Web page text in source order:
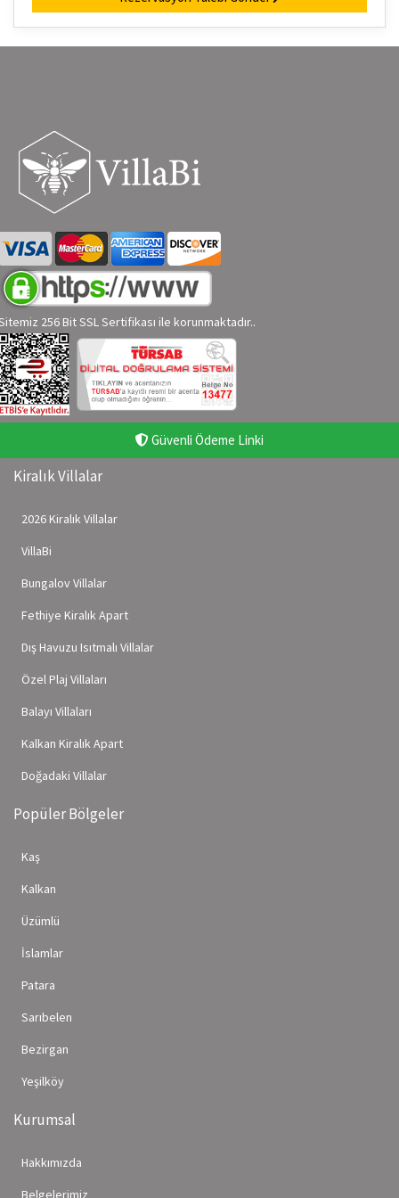
256 Bit SSL Sertifikası ile korunmaktadır..
Güvenli Ödeme Linki
Kiralık Villalar
2026 Kiralık Villalar
VillaBi
Bungalov Villalar
Fethiye Kiralık Apart
Dış Havuzu Isıtmalı Villalar
Özel Plaj Villaları
Balayı Villaları
Kalkan Kiralık Apart
Doğadaki Villalar
Popüler Bölgeler
Kaş
Kalkan
Üzümlü
İslamlar
Patara
Sarıbelen
Bezirgan
Yeşilköy
Kurumsal
Hakkımızda
Belgelerimiz